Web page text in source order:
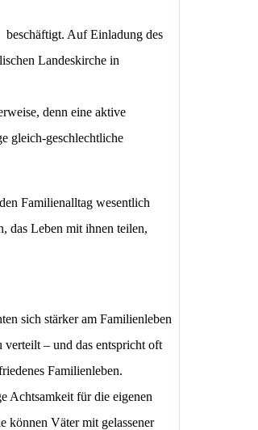
beschäftigt. Auf Einladung des
Landeskirche in
denn eine aktive
gleich-geschlechtliche
Familienalltag wesentlich
das Leben mit ihnen teilen,
sich stärker am Familienleben
– und das entspricht oft
Familienleben.
Achtsamkeit für die eigenen
können Väter mit gelassener